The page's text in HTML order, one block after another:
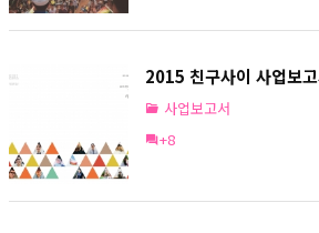
2015 친구사이 사업보
사업보고서
+8